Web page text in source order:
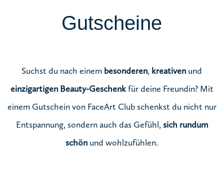
Gutscheine
Suchst du nach einem besonderen, kreativen und
einzigartigen Beauty-Geschenkfür deine Freundin? Mit
einem Gutschein von FaceArt Club schenkst du nicht nur
Entspannung, sondern auch das Gefühl, sich rundum
schön und wohlzufühlen.